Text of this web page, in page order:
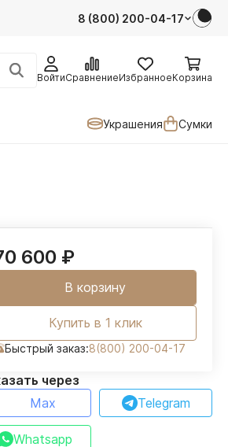
8 (800) 200-04-17
ВойтиСравнениеИзбранноеКорзина
Украшения Сумки
600 ₽
В корзину
Купить в 1 клик
Быстрый заказ:8(800) 200-04-17
через
Max
Telegram
Whatsapp